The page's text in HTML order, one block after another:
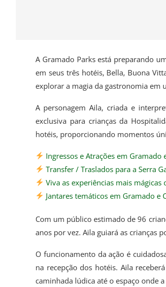
A Gramado Parks está preparando
em seus três hotéis, Bella, Buona
explorar a magia da gastronomia em
A personagem Aila, criada e
exclusiva para crianças da
hotéis, proporcionando momentos
Ingressos e Atrações em Gramado
Transfer / Traslados para a Serra
Viva as experiências mais mágicas
Jantares temáticos em Gramado e
Com um público estimado de 96
anos por vez. Aila guiará as crianças
O funcionamento da ação é
na recepção dos hotéis. Aila
caminhada lúdica até o espaço onde